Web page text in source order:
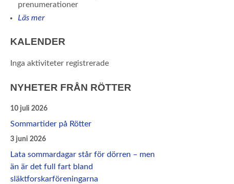
prenumerationer
Läs mer
KALENDER
Inga aktiviteter registrerade
NYHETER FRÅN RÖTTER
10 juli 2026
Sommartider på Rötter
3 juni 2026
Lata sommardagar står för dörren – men
än är det full fart bland
släktforskarföreningarna